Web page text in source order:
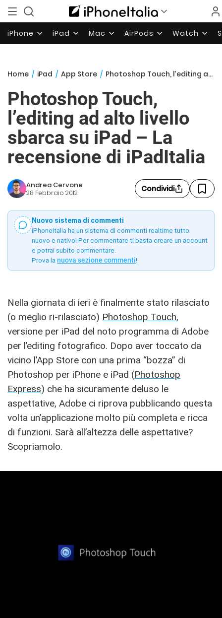
iPhone iPad Mac AirPods Watch
Home / iPad / App Store / Photoshop Touch, l’editing ad alto livello sbarca su iPad – La recensione di iPadItalia
Photoshop Touch,
l’editing ad alto livello
sbarca su iPad – La
recensione di iPadItalia
Andrea Cervone
28 Febbraio 2012 Condividi
Nuovo sistema di commenti
iPhoneItalia ha un sistema di commenti realtime tutto
nuovo e nativo! Per commentare ti basta creare un account
e potrai subito commentare.
Prova la nuova sezione commenti!
Nella giornata di ieri è finalmente stato rilasciato
(o meglio ri-rilasciato) Photoshop Touch,
versione per iPad del noto programma di Adobe
per l’editing fotografico. Dopo aver toccato da
vicino l’App Store con una prima “bozza” di
Photoshop per iPhone e iPad (Photoshop
Express) che ha sicuramente deluso le
aspettative, Adobe ci riprova pubblicando questa
volta un’applicazione molto più completa e ricca
di funzioni. Sarà all’altezza delle aspettative?
Scopriamolo.